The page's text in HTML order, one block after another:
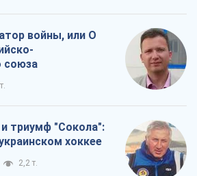
войны, или О
союза
триумф "Сокола":
хоккее
2,2 т.